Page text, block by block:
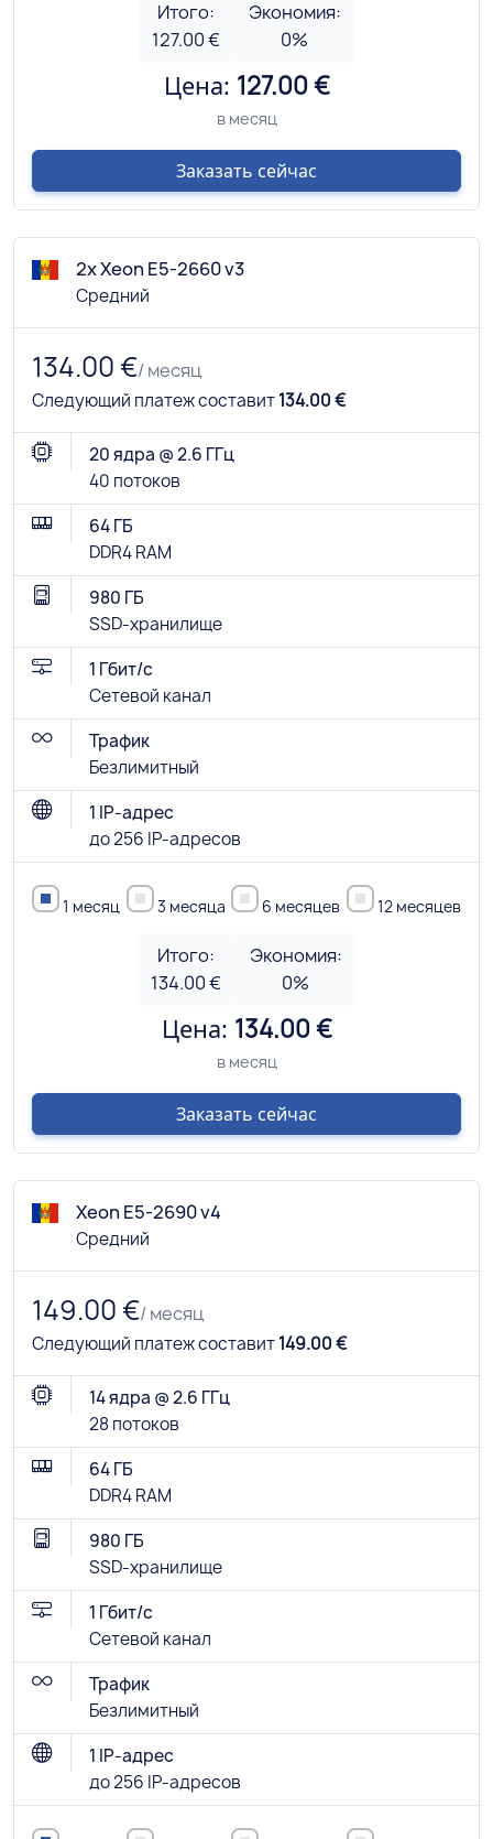
Итого:
127.00 €
Экономия:
0%
Цена: 127.00 €
в месяц
Заказать сейчас
2x Xeon E5-2660 v3
Средний
134.00 €/ месяц
Следующий платеж составит134.00 €
20 ядра @ 2.6 ГГц
40 потоков
64 ГБ
DDR4 RAM
980 ГБ
SSD-хранилище
1 Гбит/с
Сетевой канал
Трафик
Безлимитный
1 IP-адрес
до 256 IP-адресов
1 месяц 3 месяца 6 месяцев 12 месяцев
Итого:
134.00 €
Экономия:
0%
Цена: 134.00 €
в месяц
Заказать сейчас
Xeon E5-2690 v4
Средний
149.00 €/ месяц
Следующий платеж составит149.00 €
14 ядра @ 2.6 ГГц
28 потоков
64 ГБ
DDR4 RAM
980 ГБ
SSD-хранилище
1 Гбит/с
Сетевой канал
Трафик
Безлимитный
1 IP-адрес
до 256 IP-адресов